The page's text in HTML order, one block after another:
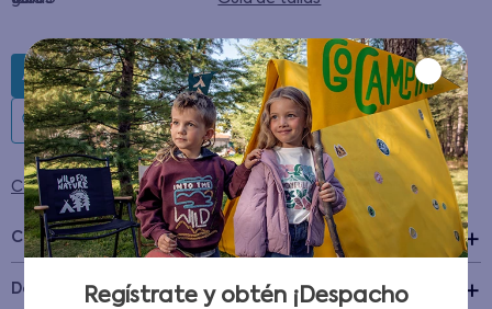
AGREGAR AL CARRITO
Condiciones para cambios y devoluciones
Características
Detalles del Producto +
Regístrate y obtén ¡Despacho